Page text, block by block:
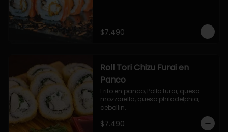
$7.490
Roll Tori Chizu Furai en
Panco
Frito en panco, Pollo furai, queso
mozzarella, queso philadelphia,
cebollin.
$7.490